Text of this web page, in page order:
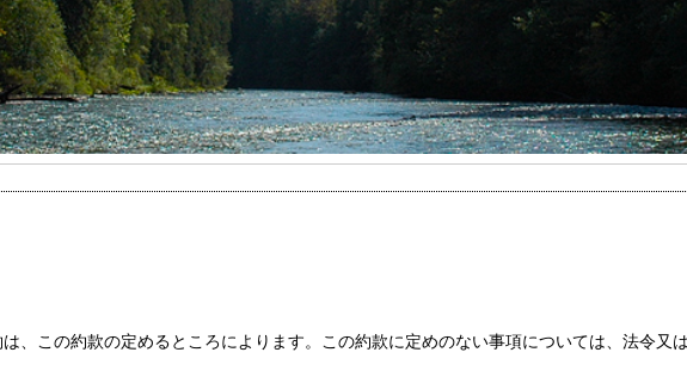
この約款の定めるところによります。この約款に定めのない事項については、法令又